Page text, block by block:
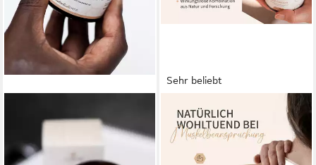
Körpercreme hochdosierte
Bienenwachs &
Sehr beliebt
BEDROP
Körpercreme Bee Cream
Bienengiftsalbe hochdosiert
mit 8 Kräuterextrakten -